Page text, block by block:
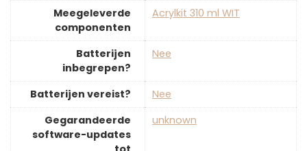
Meegeleverde
componenten
‎Acrylkit 310 ml WIT
Batterijen
inbegrepen?
‎Nee
Batterijen vereist?
‎Nee
Gegarandeerde
software-updates
‎unknown